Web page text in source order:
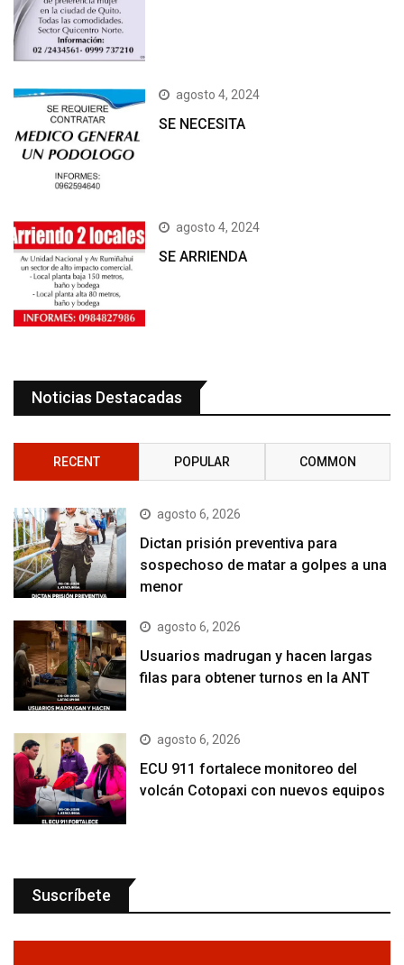
agosto 4, 2024
SE NECESITA
agosto 4, 2024
SE ARRIENDA
Noticias Destacadas
RECENT POPULAR COMMON
agosto 6, 2026
Dictan prisión preventiva para
sospechoso de matar a golpes a una
menor
agosto 6, 2026
Usuarios madrugan y hacen largas
filas para obtener turnos en la ANT
agosto 6, 2026
ECU 911 fortalece monitoreo del
volcán Cotopaxi con nuevos equipos
Suscríbete